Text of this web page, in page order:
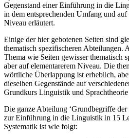
Gegenstand einer Einführung in die
in dem entsprechenden Umfang und auf
Niveau erläutert.
Einige der hier gebotenen Seiten sind
thematisch spezifischeren Abteilungen.
Thema wie Seiten gewisser thematisch
aber auf elementarerem Niveau. Die
wörtliche Überlappung ist erheblich,
dieselben Gegenstände auf
Grundkurs Linguistik und
Die ganze Abteilung ‘Grundbegriffe
zur Einführung in die Linguistik in 15
Systematik ist wie folgt: